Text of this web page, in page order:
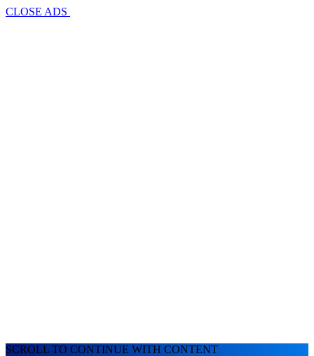
CLOSE ADS
SCROLL TO CONTINUE WITH CONTENT